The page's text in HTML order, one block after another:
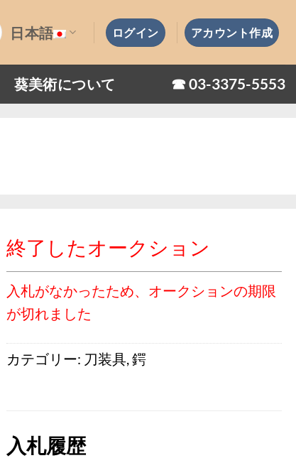
日本語 ログイン アカウント作成
葵美術について ☎︎ 03-3375-5553
終了したオークション
入札がなかったため、オークションの期限
が切れました
カテゴリー: 刀装具 鍔
入札履歴